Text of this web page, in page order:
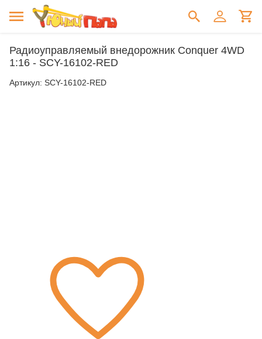
Радиоуправляемый внедорожник Conquer 4WD
1:16 - SCY-16102-RED
Артикул: SCY-16102-RED